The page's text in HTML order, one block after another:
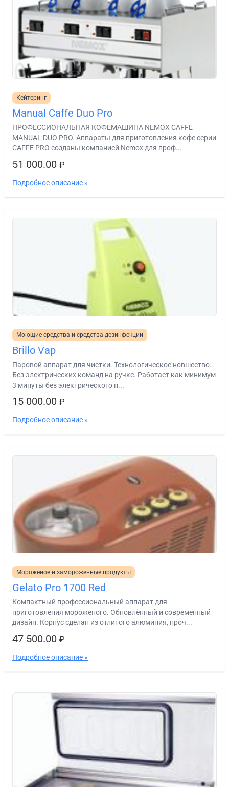
Кейтеринг
Manual Caffe Duo Pro
ПРОФЕССИОНАЛЬНАЯ КОФЕМАШИНА NEMOX CAFFE
MANUAL DUO PRO. Аппараты для приготовления кофе серии
CAFFE PRO созданы компанией Nemox для проф...
51 000.00 ₽
Подробное описание »
Моющие средства и средства дезинфекции
Brillo Vap
Паровой аппарат для чистки. Технологическое новшество.
Без электрических команд на ручке. Работает как минимум
3 минуты без электрического п...
15 000.00 ₽
Подробное описание »
Мороженое и замороженные продукты
Gelato Pro 1700 Red
Компактный профессиональный аппарат для
приготовления мороженого. Обновлённый и современный
дизайн. Корпус сделан из отлитого алюминия, проч...
47 500.00 ₽
Подробное описание »